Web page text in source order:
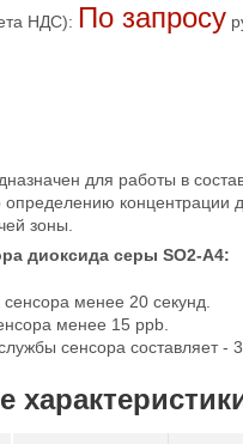
НДС): По запросу
для работы в
определению концентрации
зоны.
диоксида серы​ SO2-A4:
менее 20 секунд.
менее 15 ppb.
сенсора составляет - 3